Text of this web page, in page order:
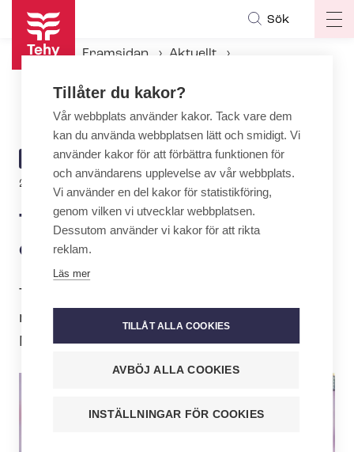
Hoppa
huvudinnehåll
Sök
Framsidan
Aktuellt
ARTICLE
CATEGORY
AKTUELLT
23.3.2022 | 7:22
Tehys medlemsavgift förblir
oförändrad
Tehys fullmäktige fattade beslut om
medlemsavgiften i november.
Medlemsavgiften förblir oförändrad.
Tillåter du kakor?
Vår webbplats använder kakor. Tack vare dem
kan du använda webbplatsen lätt och smidigt. Vi
använder kakor för att förbättra funktionen för
och användarens upplevelse av vår webbplats.
Vi använder en del kakor för statistikföring,
genom vilken vi utvecklar webbplatsen.
Dessutom använder vi kakor för att rikta
reklam.
Läs mer
TILLÅT ALLA COOKIES
AVBÖJ ALLA COOKIES
INSTÄLLNINGAR FÖR COOKIES